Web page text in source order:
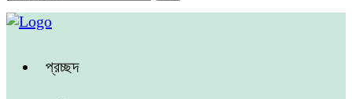
প্রচ্ছদ